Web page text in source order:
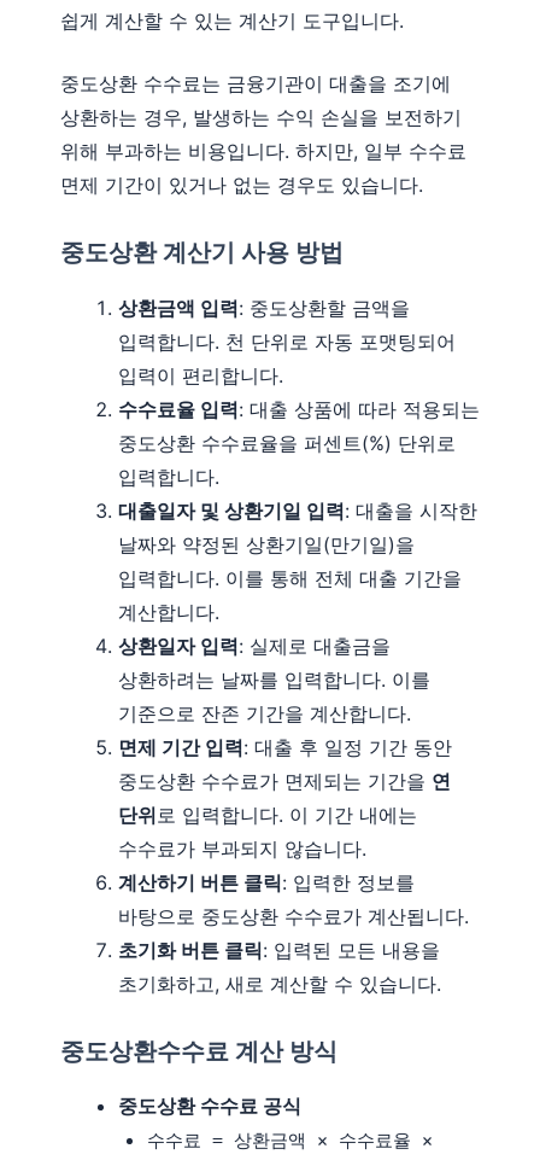
쉽게 계산할 수 있는 계산기 도구입니다.
중도상환 수수료는 금융기관이 대출을 조기에
상환하는 경우, 발생하는 수익 손실을 보전하기
위해 부과하는 비용입니다. 하지만, 일부 수수료
면제 기간이 있거나 없는 경우도 있습니다.
중도상환 계산기 사용 방법
상환금액 입력: 중도상환할 금액을
입력합니다. 천 단위로 자동 포맷팅되어
입력이 편리합니다.
수수료율 입력: 대출 상품에 따라 적용되는
중도상환 수수료율을 퍼센트(%) 단위로
입력합니다.
대출일자 및 상환기일 입력: 대출을 시작한
날짜와 약정된 상환기일(만기일)을
입력합니다. 이를 통해 전체 대출 기간을
계산합니다.
상환일자 입력: 실제로 대출금을
상환하려는 날짜를 입력합니다. 이를
기준으로 잔존 기간을 계산합니다.
면제 기간 입력: 대출 후 일정 기간 동안
중도상환 수수료가 면제되는 기간을 연
단위 로 입력합니다. 이 기간 내에는
수수료가 부과되지 않습니다.
계산하기 버튼 클릭: 입력한 정보를
바탕으로 중도상환 수수료가 계산됩니다.
초기화 버튼 클릭: 입력된 모든 내용을
초기화하고, 새로 계산할 수 있습니다.
중도상환수수료 계산 방식
중도상환 수수료 공식
수수료 = 상환금액 × 수수료율 ×